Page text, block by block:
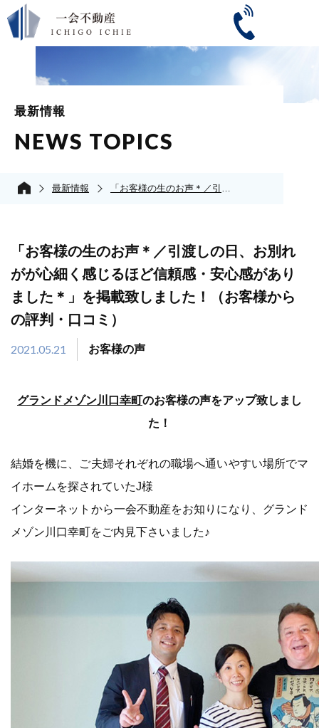
最新情報
NEWS TOPICS
最新情報 「お客様の生のお声＊／引渡しの日、お別れがが心細く感じるほど信頼感・安心感がありました＊」を掲載致しました！（お客様からの評判・口コミ）
「お客様の生のお声＊／引渡しの日、お別れ
がが心細く感じるほど信頼感・安心感があり
ました＊」を掲載致しました！（お客様から
の評判・口コミ）
2021.05.21 お客様の声
グランドメゾン川口幸町のお客様の声をアップ致しまし
た！
結婚を機に、ご夫婦それぞれの職場へ通いやすい場所でマ
イホームを探されていたJ様
インターネットから一会不動産をお知りになり、グランド
メゾン川口幸町をご内見下さいました♪